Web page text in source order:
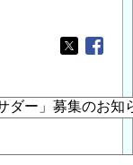
Opens in